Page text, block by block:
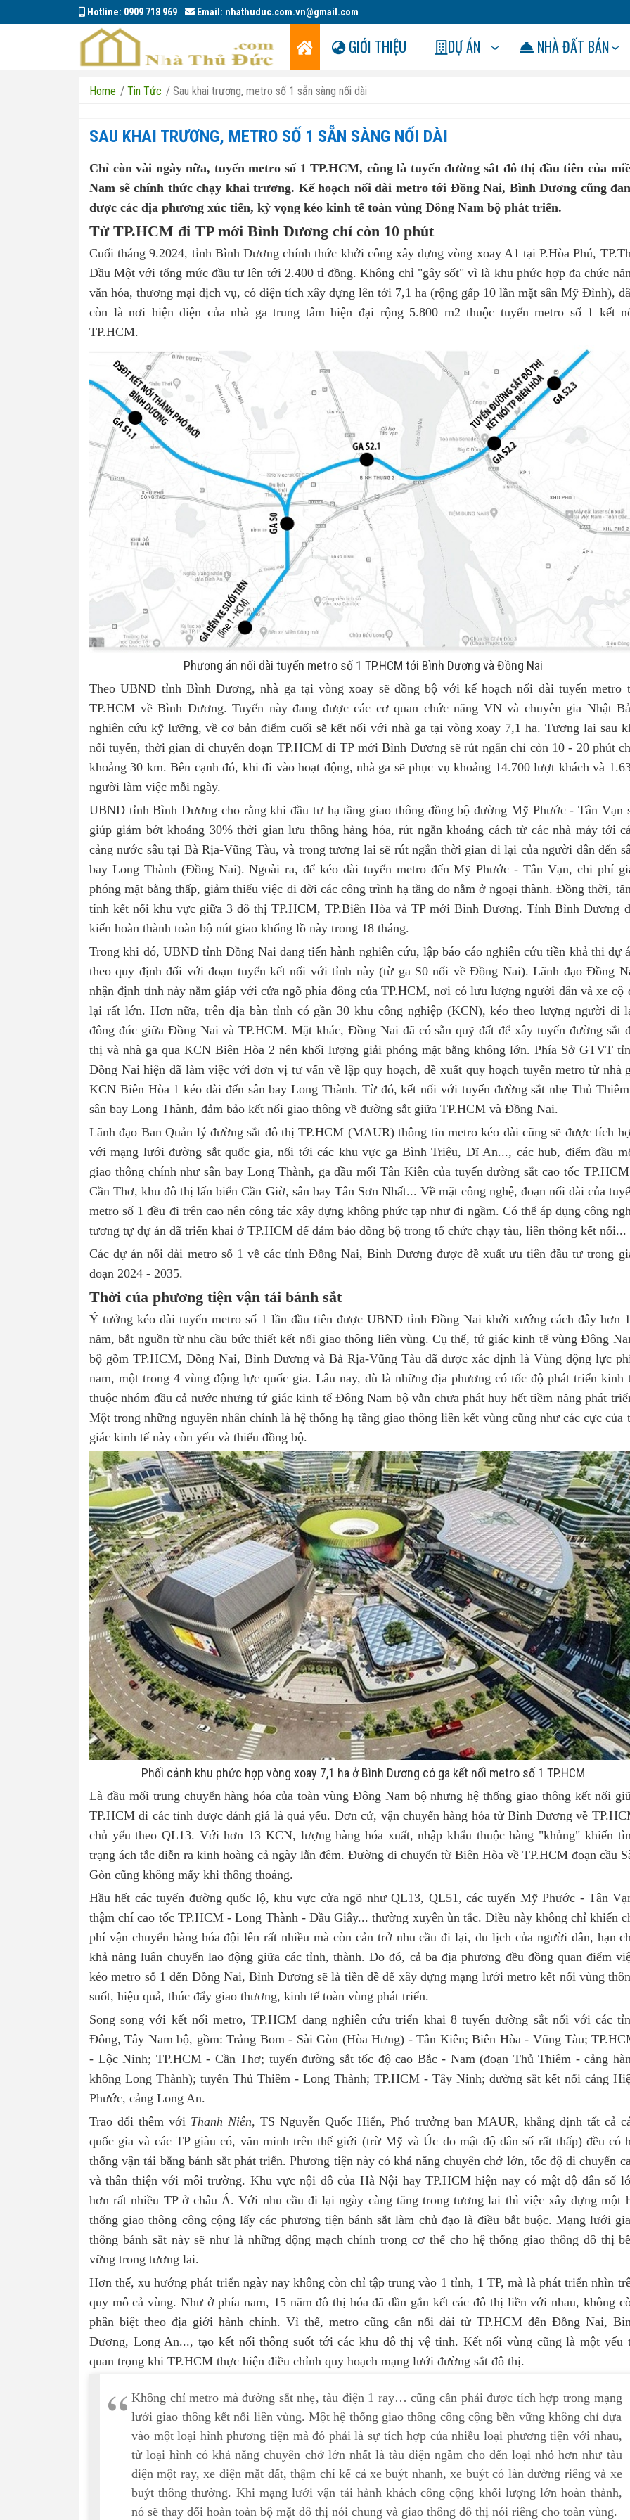
Hotline: 0909 718 969 Email: nhathuduc.com.vn@gmail.com
GIỚI THIỆU DỰ ÁN NHÀ ĐẤT BÁN
Home / Tin Tức / Sau khai trương, metro số 1 sẵn sàng nối dài
SAU KHAI TRƯƠNG, METRO SỐ 1 SẴN SÀNG NỐI DÀI
Chỉ còn vài ngày nữa, tuyến metro số 1 TP.HCM, cũng là tuyến đường sắt đô thị đầu tiên của
Nam sẽ chính thức chạy khai trương. Kế hoạch nối dài metro tới Đồng Nai, Bình Dương cũng
được các địa phương xúc tiến, kỳ vọng kéo kinh tế toàn vùng Đông Nam bộ phát triển.
Từ TP.HCM đi TP mới Bình Dương chỉ còn 10 phút
Cuối tháng 9.2024, tỉnh Bình Dương chính thức khởi công xây dựng vòng xoay A1 tại P.Hòa Phú,
Dầu Một với tổng mức đầu tư lên tới 2.400 tỉ đồng. Không chỉ "gây sốt" vì là khu phức hợp đa chức
văn hóa, thương mại dịch vụ, có diện tích xây dựng lên tới 7,1 ha (rộng gấp 10 lần mặt sân Mỹ Đình),
còn là nơi hiện diện của nhà ga trung tâm hiện đại rộng 5.800 m2 thuộc tuyến metro số 1 kết
TP.HCM.
Phương án nối dài tuyến metro số 1 TP.HCM tới Bình Dương và Đồng Nai
Theo UBND tỉnh Bình Dương, nhà ga tại vòng xoay sẽ đồng bộ với kế hoạch nối dài tuyến metro
TP.HCM về Bình Dương. Tuyến này đang được các cơ quan chức năng VN và chuyên gia Nhật
nghiên cứu kỹ lưỡng, về cơ bản điểm cuối sẽ kết nối với nhà ga tại vòng xoay 7,1 ha. Tương lai sau
nối tuyến, thời gian di chuyển đoạn TP.HCM đi TP mới Bình Dương sẽ rút ngắn chỉ còn 10 - 20 phút
khoảng 30 km. Bên cạnh đó, khi đi vào hoạt động, nhà ga sẽ phục vụ khoảng 14.700 lượt khách và
người làm việc mỗi ngày.
UBND tỉnh Bình Dương cho rằng khi đầu tư hạ tầng giao thông đồng bộ đường Mỹ Phước - Tân Vạn
giúp giảm bớt khoảng 30% thời gian lưu thông hàng hóa, rút ngắn khoảng cách từ các nhà máy tới
cảng nước sâu tại Bà Rịa-Vũng Tàu, và trong tương lai sẽ rút ngắn thời gian đi lại của người dân đến
bay Long Thành (Đồng Nai). Ngoài ra, để kéo dài tuyến metro đến Mỹ Phước - Tân Vạn, chi phí
phóng mặt bằng thấp, giảm thiểu việc di dời các công trình hạ tầng do nằm ở ngoại thành. Đồng thời,
tính kết nối khu vực giữa 3 đô thị TP.HCM, TP.Biên Hòa và TP mới Bình Dương. Tỉnh Bình Dương
kiến hoàn thành toàn bộ nút giao khổng lồ này trong 18 tháng.
Trong khi đó, UBND tỉnh Đồng Nai đang tiến hành nghiên cứu, lập báo cáo nghiên cứu tiền khả thi dự
theo quy định đối với đoạn tuyến kết nối với tỉnh này (từ ga S0 nối về Đồng Nai). Lãnh đạo Đồng
nhận định tỉnh này nằm giáp với cửa ngõ phía đông của TP.HCM, nơi có lưu lượng người dân và xe cộ
lại rất lớn. Hơn nữa, trên địa bàn tỉnh có gần 30 khu công nghiệp (KCN), kéo theo lượng người đi
đông đúc giữa Đồng Nai và TP.HCM. Mặt khác, Đồng Nai đã có sẵn quỹ đất để xây tuyến đường sắt
thị và nhà ga qua KCN Biên Hòa 2 nên khối lượng giải phóng mặt bằng không lớn. Phía Sở GTVT
Đồng Nai hiện đã làm việc với đơn vị tư vấn về lập quy hoạch, đề xuất quy hoạch tuyến metro từ nhà
KCN Biên Hòa 1 kéo dài đến sân bay Long Thành. Từ đó, kết nối với tuyến đường sắt nhẹ Thủ
sân bay Long Thành, đảm bảo kết nối giao thông về đường sắt giữa TP.HCM và Đồng Nai.
Lãnh đạo Ban Quản lý đường sắt đô thị TP.HCM (MAUR) thông tin metro kéo dài cũng sẽ được tích
với mạng lưới đường sắt quốc gia, nối tới các khu vực ga Bình Triệu, Dĩ An..., các hub, điểm đầu
giao thông chính như sân bay Long Thành, ga đầu mối Tân Kiên của tuyến đường sắt cao tốc
Cần Thơ, khu đô thị lấn biển Cần Giờ, sân bay Tân Sơn Nhất... Về mặt công nghệ, đoạn nối dài của
metro số 1 đều đi trên cao nên công tác xây dựng không phức tạp như đi ngầm. Có thể áp dụng công
tương tự dự án đã triển khai ở TP.HCM để đảm bảo đồng bộ trong tổ chức chạy tàu, liên thông kết nối...
Các dự án nối dài metro số 1 về các tỉnh Đồng Nai, Bình Dương được đề xuất ưu tiên đầu tư trong
đoạn 2024 - 2035.
Thời của phương tiện vận tải bánh sắt
Ý tưởng kéo dài tuyến metro số 1 lần đầu tiên được UBND tỉnh Đồng Nai khởi xướng cách đây hơn
năm, bắt nguồn từ nhu cầu bức thiết kết nối giao thông liên vùng. Cụ thể, tứ giác kinh tế vùng Đông
bộ gồm TP.HCM, Đồng Nai, Bình Dương và Bà Rịa-Vũng Tàu đã được xác định là Vùng động lực
nam, một trong 4 vùng động lực quốc gia. Lâu nay, dù là những địa phương có tốc độ phát triển kinh
thuộc nhóm đầu cả nước nhưng tứ giác kinh tế Đông Nam bộ vẫn chưa phát huy hết tiềm năng phát
Một trong những nguyên nhân chính là hệ thống hạ tầng giao thông liên kết vùng cũng như các cực của
giác kinh tế này còn yếu và thiếu đồng bộ.
Phối cảnh khu phức hợp vòng xoay 7,1 ha ở Bình Dương có ga kết nối metro số 1 TP.HCM
Là đầu mối trung chuyển hàng hóa của toàn vùng Đông Nam bộ nhưng hệ thống giao thông kết nối
TP.HCM đi các tỉnh được đánh giá là quá yếu. Đơn cử, vận chuyển hàng hóa từ Bình Dương về
chủ yếu theo QL13. Với hơn 13 KCN, lượng hàng hóa xuất, nhập khẩu thuộc hàng "khủng" khiến
trạng ách tắc diễn ra kinh hoàng cả ngày lẫn đêm. Đường di chuyển từ Biên Hòa về TP.HCM đoạn cầu
Gòn cũng không mấy khi thông thoáng.
Hầu hết các tuyến đường quốc lộ, khu vực cửa ngõ như QL13, QL51, các tuyến Mỹ Phước - Tân
thậm chí cao tốc TP.HCM - Long Thành - Dầu Giây... thường xuyên ùn tắc. Điều này không chỉ khiến
phí vận chuyển hàng hóa đội lên rất nhiều mà còn cản trở nhu cầu đi lại, du lịch của người dân, hạn
khả năng luân chuyển lao động giữa các tỉnh, thành. Do đó, cả ba địa phương đều đồng quan điểm
kéo metro số 1 đến Đồng Nai, Bình Dương sẽ là tiền đề để xây dựng mạng lưới metro kết nối vùng
suốt, hiệu quả, thúc đẩy giao thương, kinh tế toàn vùng phát triển.
Song song với kết nối metro, TP.HCM đang nghiên cứu triển khai 8 tuyến đường sắt nối với các
Đông, Tây Nam bộ, gồm: Trảng Bom - Sài Gòn (Hòa Hưng) - Tân Kiên; Biên Hòa - Vũng Tàu;
- Lộc Ninh; TP.HCM - Cần Thơ; tuyến đường sắt tốc độ cao Bắc - Nam (đoạn Thủ Thiêm - cảng
không Long Thành); tuyến Thủ Thiêm - Long Thành; TP.HCM - Tây Ninh; đường sắt kết nối cảng
Phước, cảng Long An.
Trao đổi thêm với Thanh Niên, TS Nguyễn Quốc Hiển, Phó trưởng ban MAUR, khẳng định tất cả
quốc gia và các TP giàu có, văn minh trên thế giới (trừ Mỹ và Úc do mật độ dân số rất thấp) đều có
thống vận tải bằng bánh sắt phát triển. Phương tiện này có khả năng chuyên chở lớn, tốc độ di chuyển
và thân thiện với môi trường. Khu vực nội đô của Hà Nội hay TP.HCM hiện nay có mật độ dân số
hơn rất nhiều TP ở châu Á. Với nhu cầu đi lại ngày càng tăng trong tương lai thì việc xây dựng một
thống giao thông công cộng lấy các phương tiện bánh sắt làm chủ đạo là điều bắt buộc. Mạng lưới
thông bánh sắt này sẽ như là những động mạch chính trong cơ thể cho hệ thống giao thông đô thị
vững trong tương lai.
Hơn thế, xu hướng phát triển ngày nay không còn chỉ tập trung vào 1 tỉnh, 1 TP, mà là phát triển nhìn
quy mô cả vùng. Như ở phía nam, 15 năm đô thị hóa đã dần gắn kết các đô thị liền với nhau, không
phân biệt theo địa giới hành chính. Vì thế, metro cũng cần nối dài từ TP.HCM đến Đồng Nai,
Dương, Long An..., tạo kết nối thông suốt tới các khu đô thị vệ tinh. Kết nối vùng cũng là một yếu
quan trọng khi TP.HCM thực hiện điều chỉnh quy hoạch mạng lưới đường sắt đô thị.
Không chỉ metro mà đường sắt nhẹ, tàu điện 1 ray… cũng cần phải được tích hợp trong mạng
lưới giao thông kết nối liên vùng. Một hệ thống giao thông công cộng bền vững không chỉ dựa
vào một loại hình phương tiện mà đó phải là sự tích hợp của nhiều loại phương tiện với nhau,
từ loại hình có khả năng chuyên chở lớn nhất là tàu điện ngầm cho đến loại nhỏ hơn như tàu
điện một ray, xe điện mặt đất, thậm chí kể cả xe buýt nhanh, xe buýt có làn đường riêng và xe
buýt thông thường. Khi mạng lưới vận tải hành khách công cộng khối lượng lớn hoàn thành,
nó sẽ thay đổi hoàn toàn bộ mặt đô thị nói chung và giao thông đô thị nói riêng cho toàn vùng.